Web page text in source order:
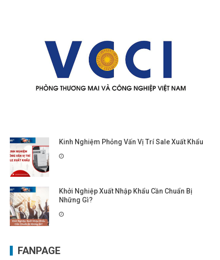
Kinh Nghiệm Phỏng Vấn Vị Trí Sale Xuất Khẩu
Khởi Nghiệp Xuất Nhập Khẩu Cần Chuẩn Bị
Những Gì?
FANPAGE